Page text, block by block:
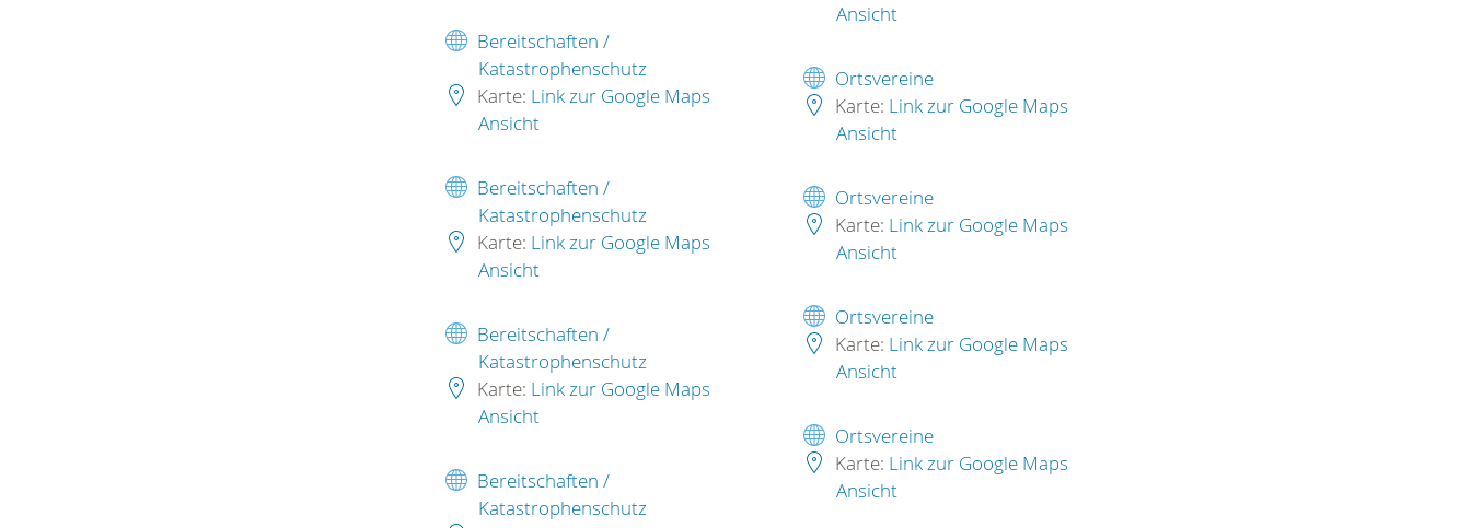
Bereitschaften /
Katastrophenschutz
Karte: Link zur Google Maps
Ansicht
Bereitschaften /
Katastrophenschutz
Karte: Link zur Google Maps
Ansicht
Bereitschaften /
Katastrophenschutz
Karte: Link zur Google Maps
Ansicht
Bereitschaften /
Katastrophenschutz
Ansicht
Ortsvereine
Karte: Link zur Google Maps
Ansicht
Ortsvereine
Karte: Link zur Google Maps
Ansicht
Ortsvereine
Karte: Link zur Google Maps
Ansicht
Ortsvereine
Karte: Link zur Google Maps
Ansicht